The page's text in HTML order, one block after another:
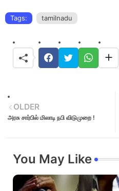
Tags: tamilnadu
OLDER
அரசு சார்பில் மிலாடி நபி விடுமுறை !
You May Like